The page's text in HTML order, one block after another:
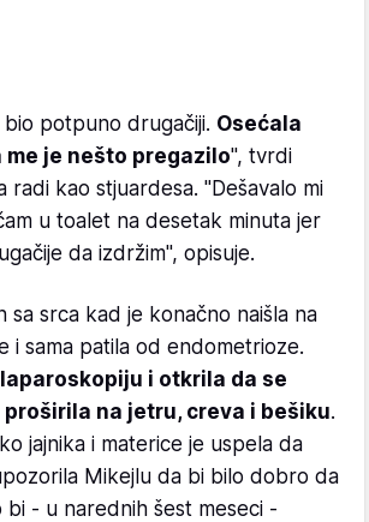
potpuno drugačiji. Osećala
me je nešto pregazilo", tvrdi
radi kao stjuardesa. "Dešavalo mi
u toalet na desetak minuta jer
da izdržim", opisuje.
sa srca kad je konačno naišla na
i sama patila od endometrioze.
i otkrila da se
na jetru, creva i bešiku.
jajnika i materice je uspela da
Mikejlu da bi bilo dobro da
- u narednih šest meseci -